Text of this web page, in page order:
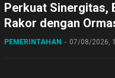
Perkuat Sinergitas,
Rakor dengan
PEMERINTAHAN 07/08/2026,